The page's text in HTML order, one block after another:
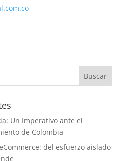
Un Imperativo ante el
de Colombia
del esfuerzo aislado